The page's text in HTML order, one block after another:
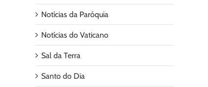
Notícias da Paróquia
Notícias do Vaticano
Sal da Terra
Santo do Dia